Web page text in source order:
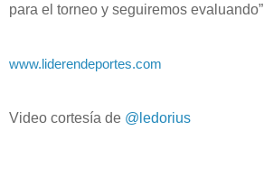
para el torneo y seguiremos evaluando”
www.liderendeportes.com
Video cortesía de @ledorius